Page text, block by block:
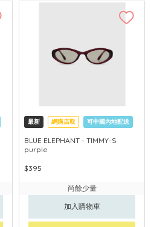
最新 網購店取 可中國內地配送
BLUE ELEPHANT - TIMMY-S
purple
$395
尚餘少量
加入購物車